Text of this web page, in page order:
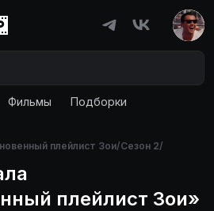
Фильмы Подборки
плейлист Зои/Сезон 2/
плейлист Зои»